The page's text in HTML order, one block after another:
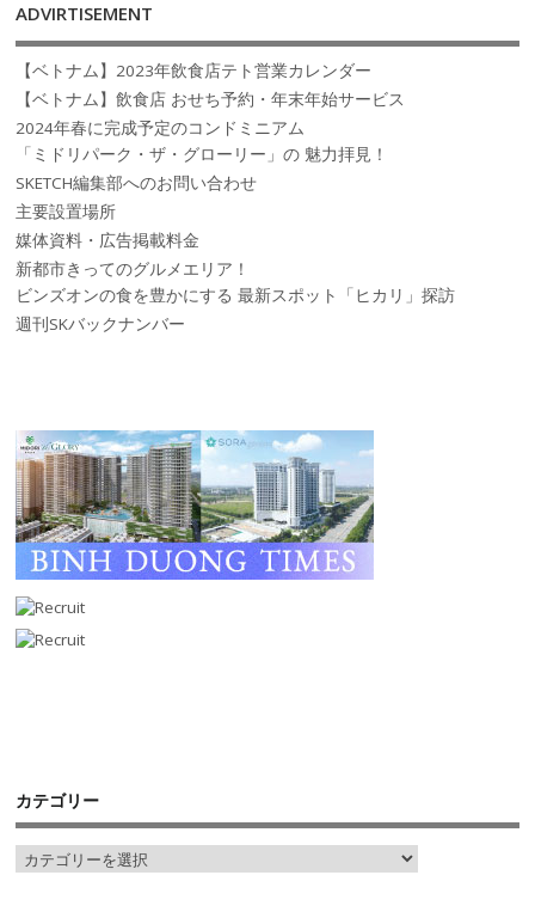
ADVIRTISEMENT
【ベトナム】2023年飲食店テト営業カレンダー
【ベトナム】飲食店 おせち予約・年末年始サービス
2024年春に完成予定のコンドミニアム
「ミドリパーク・ザ・グローリー」の 魅力拝見！
SKETCH編集部へのお問い合わせ
主要設置場所
媒体資料・広告掲載料金
新都市きってのグルメエリア！
ビンズオンの食を豊かにする 最新スポット「ヒカリ」探訪
週刊SKバックナンバー
カテゴリー